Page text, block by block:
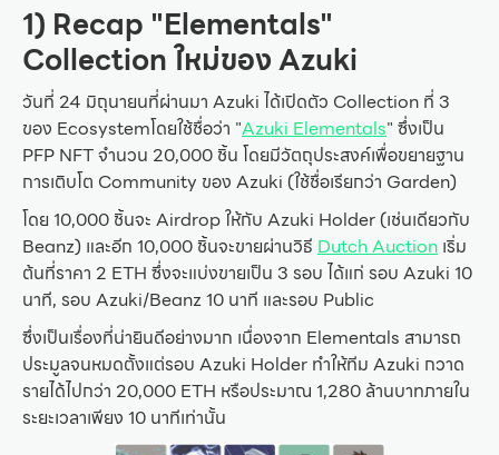
1) Recap "Elementals"
Collection ใหม่ของ Azuki
วันที่ 24 มิถุนายนที่ผ่านมา Azuki ได้เปิดตัว Collection ที่ 3
ของ Ecosystemโดยใช้ชื่อว่า "Azuki Elementals" ซึ่งเป็น
PFP NFT จำนวน 20,000 ชิ้น โดยมีวัตถุประสงค์เพื่อขยายฐาน
การเติบโต Community ของ Azuki (ใช้ชื่อเรียกว่า Garden)
โดย 10,000 ชิ้นจะ Airdrop ให้กับ Azuki Holder (เช่นเดียวกับ
Beanz) และอีก 10,000 ชิ้นจะขายผ่านวิธี Dutch Auction เริ่ม
ต้นที่ราคา 2 ETH ซึ่งจะแบ่งขายเป็น 3 รอบ ได้แก่ รอบ Azuki 10
นาที, รอบ Azuki/Beanz 10 นาที และรอบ Public
ซึ่งเป็นเรื่องที่น่ายินดีอย่างมาก เนื่องจาก Elementals สามารถ
ประมูลจนหมดตั้งแต่รอบ Azuki Holder ทำให้ทีม Azuki กวาด
รายได้ไปกว่า 20,000 ETH หรือประมาณ 1,280 ล้านบาทภายใน
ระยะเวลาเพียง 10 นาทีเท่านั้น